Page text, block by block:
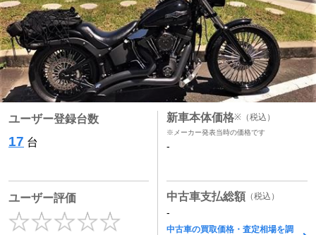
ユーザー登録台数
17 台
ユーザー評価
新車本体価格※ （税込）
※メーカー発表当時の価格です
-
中古車支払総額 （税込）
-
中古車の買取価格・査定相場を調